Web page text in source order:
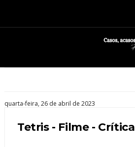
quarta-feira, 26 de abril de 2023
Tetris - Filme - Crítica